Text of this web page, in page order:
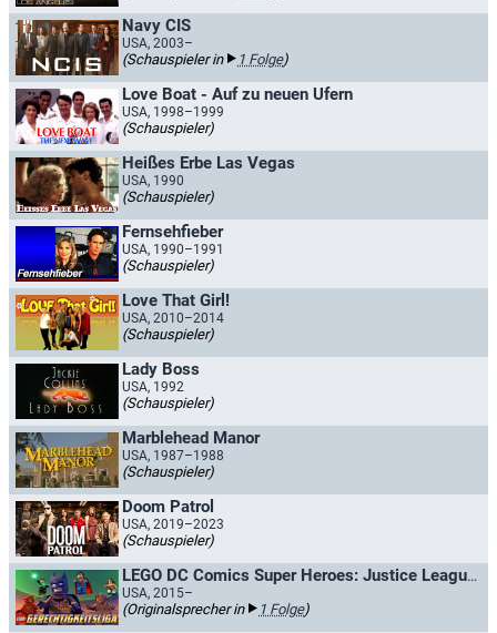
Navy CIS
USA, 2003–
(Schauspieler in 1 Folge)
Love Boat - Auf zu neuen Ufern
USA, 1998–1999
(Schauspieler)
Heißes Erbe Las Vegas
USA, 1990
(Schauspieler)
Fernsehfieber
USA, 1990–1991
(Schauspieler)
Love That Girl!
USA, 2010–2014
(Schauspieler)
Lady Boss
USA, 1992
(Schauspieler)
Marblehead Manor
USA, 1987–1988
(Schauspieler)
Doom Patrol
USA, 2019–2023
(Schauspieler)
LEGO DC Comics Super Heroes: Justice League / LEGO Gerechtigkeitsliga
USA, 2015–
(Originalsprecher in 1 Folge)